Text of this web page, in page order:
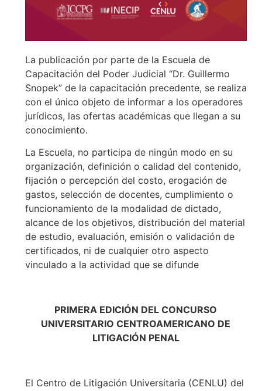
La publicación por parte de la Escuela de
Capacitación del Poder Judicial “Dr. Guillermo
Snopek” de la capacitación precedente, se realiza
con el único objeto de informar a los operadores
jurídicos, las ofertas académicas que llegan a su
conocimiento.
La Escuela, no participa de ningún modo en su
organización, definición o calidad del contenido,
fijación o percepción del costo, erogación de
gastos, selección de docentes, cumplimiento o
funcionamiento de la modalidad de dictado,
alcance de los objetivos, distribución del material
de estudio, evaluación, emisión o validación de
certificados, ni de cualquier otro aspecto
vinculado a la actividad que se difunde
PRIMERA EDICIÓN DEL CONCURSO
UNIVERSITARIO CENTROAMERICANO DE
LITIGACIÓN PENAL
El Centro de Litigación Universitaria (CENLU) del